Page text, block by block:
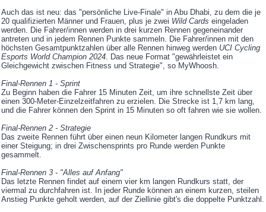
Auch das ist neu: das "persönliche Live-Finale" in Abu Dhabi, zu dem die je
20 qualifizierten Männer und Frauen, plus je zwei Wild Cards eingeladen
werden. Die Fahrer/innen werden in drei kurzen Rennen gegeneinander
antreten und in jedem Rennen Punkte sammeln. Die Fahrer/innen mit den
höchsten Gesamtpunktzahlen über alle Rennen hinweg werden UCI Cycling
Esports World Champion 2024. Das neue Format "gewährleistet ein
Gleichgewicht zwischen Fitness und Strategie", so MyWhoosh.
Final-Rennen 1 - Sprint
Zu Beginn haben die Fahrer 15 Minuten Zeit, um ihre schnellste Zeit über
einen 300-Meter-Einzelzeitfahren zu erzielen. Die Strecke ist 1,7 km lang,
und die Fahrer können den Sprint in 15 Minuten so oft fahren wie sie wollen.
Final-Rennen 2 - Strategie
Das zweite Rennen führt über einen neun Kilometer langen Rundkurs mit
einer Steigung; in drei Zwischensprints pro Runde werden Punkte
gesammelt.
Final-Rennen 3 - "Alles auf Anfang"
Das letzte Rennen findet auf einem vier km langen Rundkurs statt, der
viermal zu durchfahren ist. In jeder Runde können an einem kurzen, steilen
Anstieg Punkte geholt werden, auf der Ziellinie gibt's die doppelte Punktzahl.